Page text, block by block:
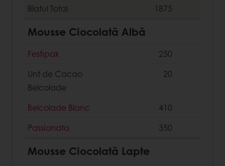
Blatul Total 1875
Mousse Ciocolată Albă
Festipak
250
Unt de Cacao
Belcolade
20
Belcolade Blanc
410
Passionata
350
Mousse Ciocolată Lapte